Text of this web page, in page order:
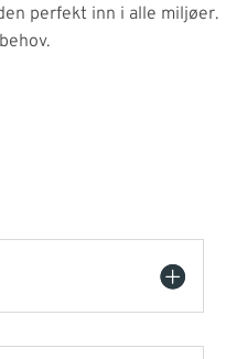
perfekt inn i alle miljøer.